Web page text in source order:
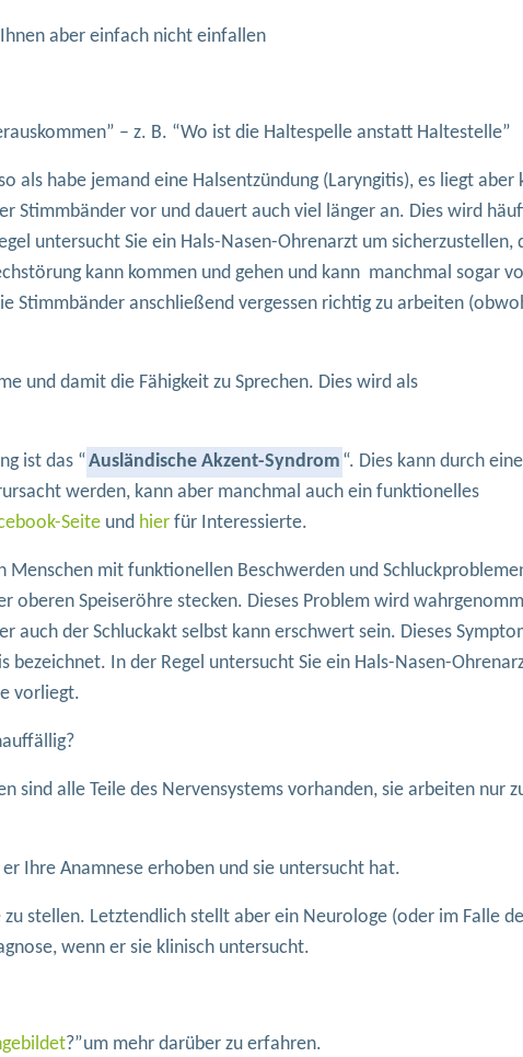
aber einfach nicht einfallen
– z. B. “Wo ist die Haltespelle anstatt Haltestelle”
als habe jemand eine Halsentzündung (Laryngitis), es liegt aber
Stimmbänder vor und dauert auch viel länger an. Dies wird
untersucht Sie ein Hals-Nasen-Ohrenarzt um sicherzustellen,
kann kommen und gehen und kann manchmal sogar
Stimmbänder anschließend vergessen richtig zu arbeiten
und damit die Fähigkeit zu Sprechen. Dies wird als
ist das “ Ausländische Akzent-Syndrom “. Dies kann durch eine
werden, kann aber manchmal auch ein funktionelles
Seite und hier für Interessierte.
Menschen mit funktionellen Beschwerden und
oberen Speiseröhre stecken. Dieses Problem wird
auch der Schluckakt selbst kann erschwert sein. Dieses
bezeichnet. In der Regel untersucht Sie ein Hals-Nasen-
vorliegt.
sind alle Teile des Nervensystems vorhanden, sie arbeiten nur
Ihre Anamnese erhoben und sie untersucht hat.
zu stellen. Letztendlich stellt aber ein Neurologe (oder im Falle
wenn er sie klinisch untersucht.
?”um mehr darüber zu erfahren.